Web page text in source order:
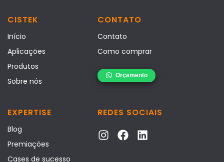
CISTEK
Início
Aplicações
Produtos
Sobre nós
CONTATO
Contato
Como comprar
EXPERTISE
Blog
Premiações
Cases de sucesso
REDES SOCIAIS